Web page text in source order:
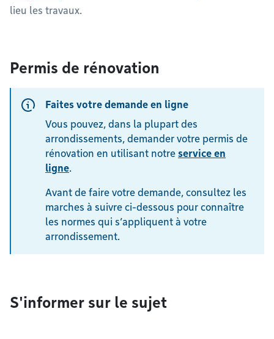
lieu les travaux.
Permis de rénovation
Faites votre demande en ligne
Vous pouvez, dans la plupart des
arrondissements, demander votre permis de
rénovation en utilisant notre service en
ligne.
Avant de faire votre demande, consultez les
marches à suivre ci-dessous pour connaître
les normes qui s’appliquent à votre
arrondissement.
S'informer sur le sujet